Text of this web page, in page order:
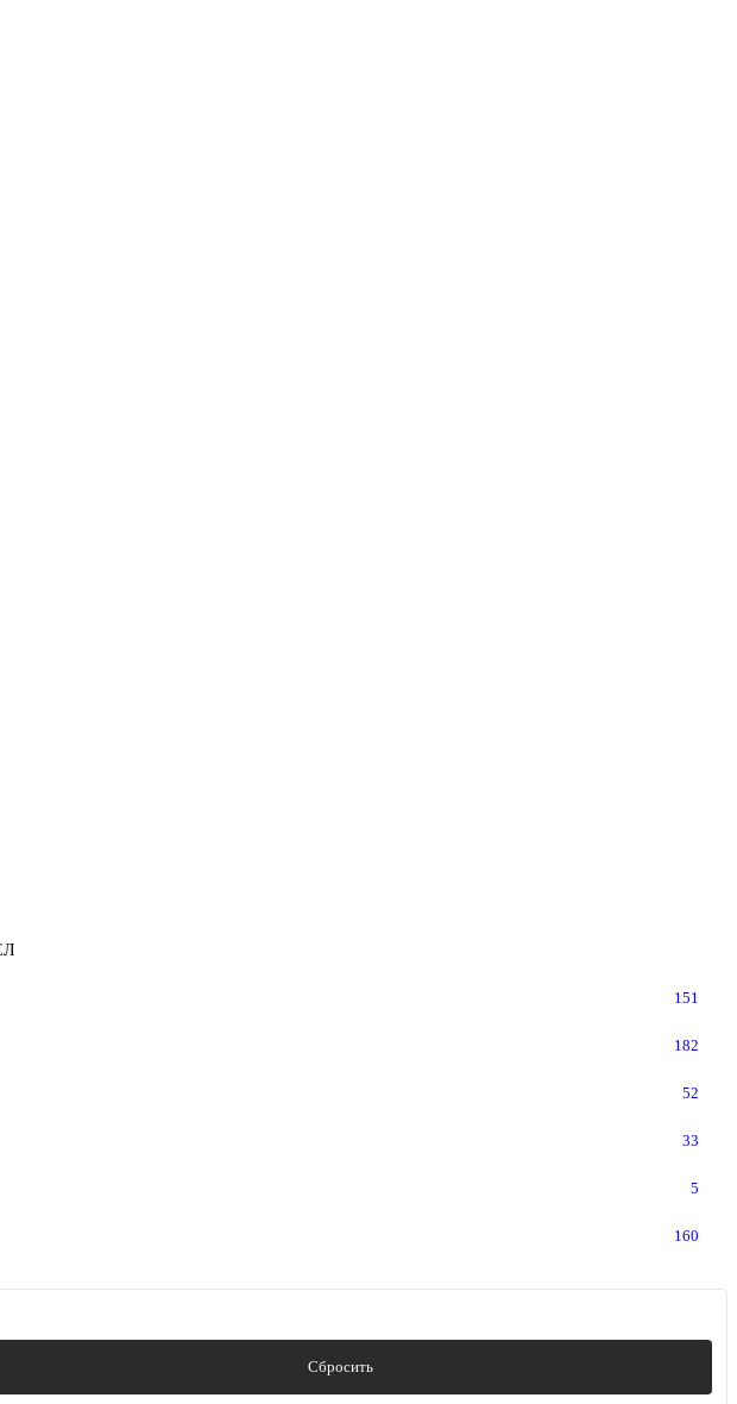
151
182
52
33
5
160
Сбросить